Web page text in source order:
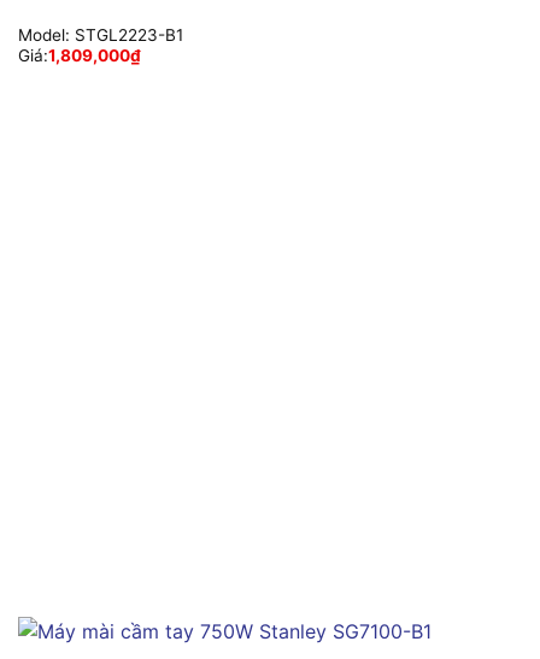
Model: STGL2223-B1
Giá:1,809,000₫